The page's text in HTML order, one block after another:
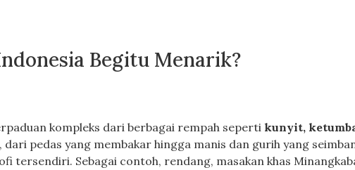
Begitu Menarik?
kompleks dari berbagai rempah seperti kunyit,
pedas yang membakar hingga manis dan gurih yang
tersendiri. Sebagai contoh, rendang, masakan khas